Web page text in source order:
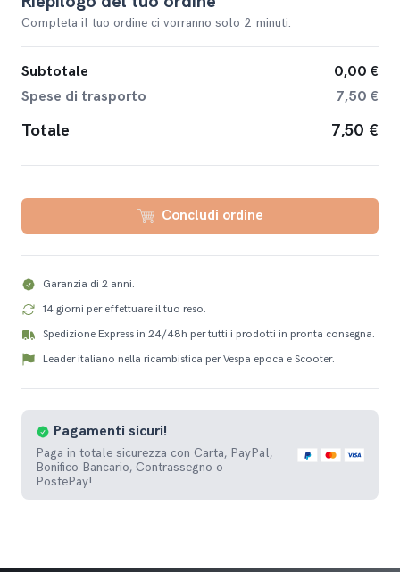
Completa il tuo ordine ci vorranno solo 2 minuti.
Subtotale
0,00 €
Spese di trasporto
7,50 €
Totale 7,50 €
Concludi ordine
Garanzia di 2 anni.
14 giorni per effettuare il tuo reso.
Spedizione Express in 24/48h per tutti i prodotti in pronta consegna.
Leader italiano nella ricambistica per Vespa epoca e Scooter.
Pagamenti sicuri!
Paga in totale sicurezza con Carta, PayPal,
Bonifico Bancario, Contrassegno o
PostePay!